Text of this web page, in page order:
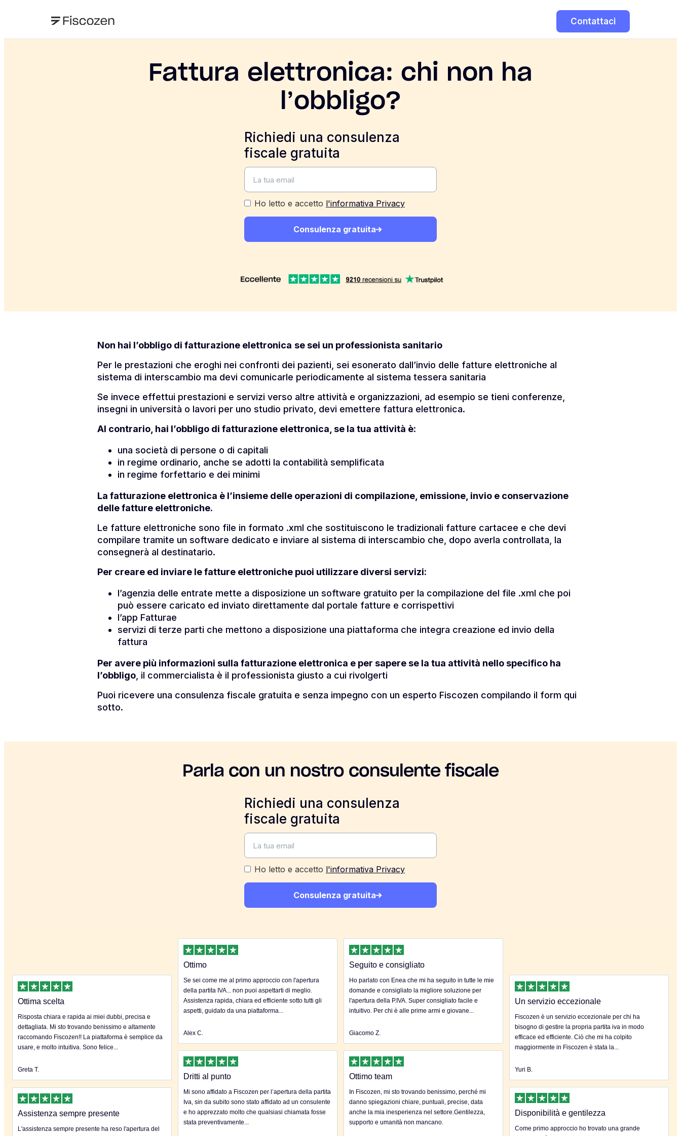
Contattaci
Fattura elettronica: chi non ha
l’obbligo?
Richiedi una consulenza
fiscale gratuita
Ho letto e accetto l'informativa Privacy
Consulenza gratuita
Non hai l’obbligo di fatturazione elettronica se sei un professionista sanitario
Per le prestazioni che eroghi nei confronti dei pazienti, sei esonerato dall’invio delle fatture elettroniche al
sistema di interscambio ma devi comunicarle periodicamente al sistema tessera sanitaria
Se invece effettui prestazioni e servizi verso altre attività e organizzazioni, ad esempio se tieni conferenze,
insegni in università o lavori per uno studio privato, devi emettere fattura elettronica.
Al contrario, hai l’obbligo di fatturazione elettronica, se la tua attività è:
una società di persone o di capitali
in regime ordinario, anche se adotti la contabilità semplificata
in regime forfettario e dei minimi
La fatturazione elettronica è l’insieme delle operazioni di compilazione, emissione, invio e conservazione
delle fatture elettroniche.
Le fatture elettroniche sono file in formato .xml che sostituiscono le tradizionali fatture cartacee e che devi
compilare tramite un software dedicato e inviare al sistema di interscambio che, dopo averla controllata, la
consegnerà al destinatario.
Per creare ed inviare le fatture elettroniche puoi utilizzare diversi servizi:
l’agenzia delle entrate mette a disposizione un software gratuito per la compilazione del file .xml che poi
può essere caricato ed inviato direttamente dal portale fatture e corrispettivi
l’app Fatturae
servizi di terze parti che mettono a disposizione una piattaforma che integra creazione ed invio della
fattura
Per avere più informazioni sulla fatturazione elettronica e per sapere se la tua attività nello specifico ha
l’obbligo , il commercialista è il professionista giusto a cui rivolgerti
Puoi ricevere una consulenza fiscale gratuita e senza impegno con un esperto Fiscozen compilando il form qui
sotto.
Parla con un nostro consulente fiscale
Richiedi una consulenza
fiscale gratuita
Ho letto e accetto l'informativa Privacy
Consulenza gratuita
Ottima scelta
Risposta chiara e rapida ai miei dubbi, precisa e
dettagliata. Mi sto trovando benissimo e altamente
raccomando Fiscozen!! La piattaforma è semplice da
usare, e molto intuitiva. Sono felice...
Greta T.
Ottimo
Se sei come me al primo approccio con l'apertura
della partita IVA... non puoi aspettarti di meglio.
Assistenza rapida, chiara ed efficiente sotto tutti gli
aspetti, guidato da una piattaforma...
Alex C.
Seguito e consigliato
Ho parlato con Enea che mi ha seguito in tutte le mie
domande e consigliato la migliore soluzione per
l'apertura della P.IVA. Super consigliato facile e
intuitivo. Per chi è alle prime armi e giovane...
Giacomo Z.
Un servizio eccezionale
Fiscozen è un servizio eccezionale per chi ha
bisogno di gestire la propria partita iva in modo
efficace ed efficiente. Ciò che mi ha colpito
maggiormente in Fiscozen è stata la...
Yuri B.
Assistenza sempre presente
L'assistenza sempre presente ha reso l'apertura del
Dritti al punto
Mi sono affidato a Fiscozen per l’apertura della partita
Iva, sin da subito sono stato affidato ad un consulente
e ho apprezzato molto che qualsiasi chiamata fosse
stata preventivamente...
Ottimo team
In Fiscozen, mi sto trovando benissimo, perché mi
danno spiegazioni chiare, puntuali, precise, data
anche la mia inesperienza nel settore.Gentilezza,
supporto e umanità non mancano.
Disponibilità e gentilezza
Come primo approccio ho trovato una grande